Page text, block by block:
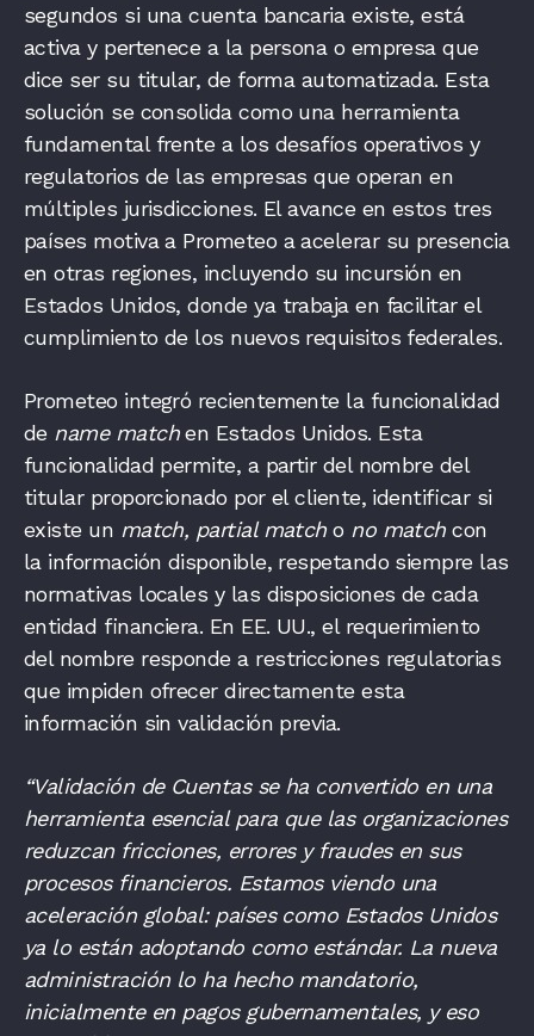
segundos si una cuenta bancaria existe, está
activa y pertenece a la persona o empresa que
dice ser su titular, de forma automatizada. Esta
solución se consolida como una herramienta
fundamental frente a los desafíos operativos y
regulatorios de las empresas que operan en
múltiples jurisdicciones. El avance en estos tres
países motiva a Prometeo a acelerar su presencia
en otras regiones, incluyendo su incursión en
Estados Unidos, donde ya trabaja en facilitar el
cumplimiento de los nuevos requisitos federales.
Prometeo integró recientemente la funcionalidad
de name matchen Estados Unidos. Esta
funcionalidad permite, a partir del nombre del
titular proporcionado por el cliente, identificar si
existe un match, partial matcho no matchcon
la información disponible, respetando siempre las
normativas locales y las disposiciones de cada
entidad financiera. En EE. UU., el requerimiento
del nombre responde a restricciones regulatorias
que impiden ofrecer directamente esta
información sin validación previa.
“Validación de Cuentas se ha convertido en una
herramienta esencial para que las organizaciones
reduzcan fricciones, errores y fraudes en sus
procesos financieros. Estamos viendo una
aceleración global: países como Estados Unidos
ya lo están adoptando como estándar. La nueva
administración lo ha hecho mandatorio,
inicialmente en pagos gubernamentales, y eso